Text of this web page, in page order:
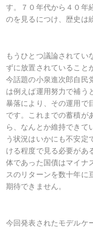
す。７０年代から４０年
のを見るにつけ、歴史は
もうひとつ議論されてい
ずに放置されていること
今話題の小泉進次郎自民
は例えば運用努力で補う
暴落により、その運用で
です。これまでの蓄積が
ら、なんとか維持できて
う状況はいかにも不安定
ける程度で見る必要があ
体であった国債はマイナ
スのリターンを数十年に
期待できません。
今回発表されたモデルケ